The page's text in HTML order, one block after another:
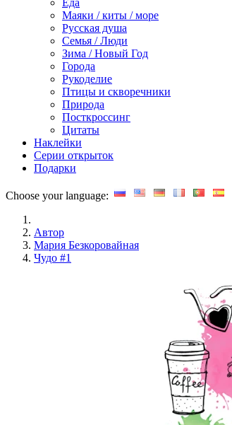
Маяки / киты / море
Русская душа
Семья / Люди
Зима / Новый Год
Города
Рукоделие
Птицы и скворечники
Природа
Посткроссинг
Цитаты
Наклейки
Серии открыток
Подарки
Choose your language:
Автор
Мария Безкоровайная
Чудо #1